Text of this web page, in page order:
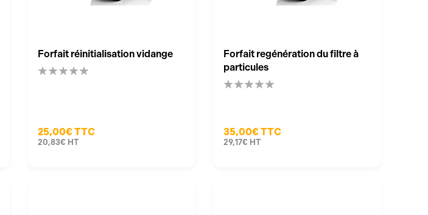
Forfait réinitialisation vidange
25,00€TTC
20,83€ HT
Forfait regénération du filtre à
particules
35,00€TTC
29,17€ HT